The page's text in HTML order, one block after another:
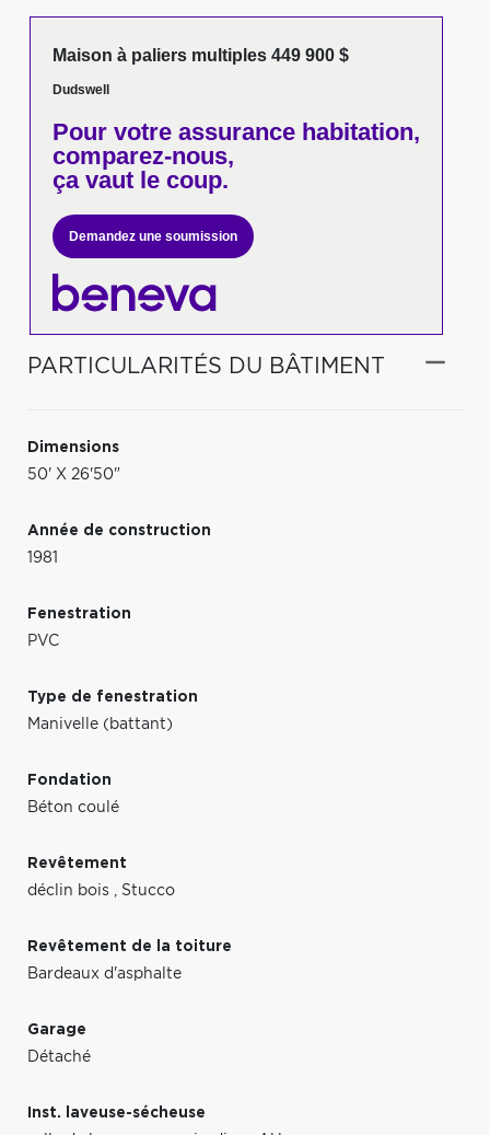
Maison à paliers multiples 449 900 $
Dudswell
Pour votreassurance habitation,
comparez-nous,
ça vaut le coup.
Demandez une soumission
PARTICULARITÉS DU BÂTIMENT
Dimensions
50' X 26'50"
Année de construction
1981
Fenestration
PVC
Type de fenestration
Manivelle (battant)
Fondation
Béton coulé
Revêtement
déclin bois , Stucco
Revêtement de la toiture
Bardeaux d'asphalte
Garage
Détaché
Inst. laveuse-sécheuse